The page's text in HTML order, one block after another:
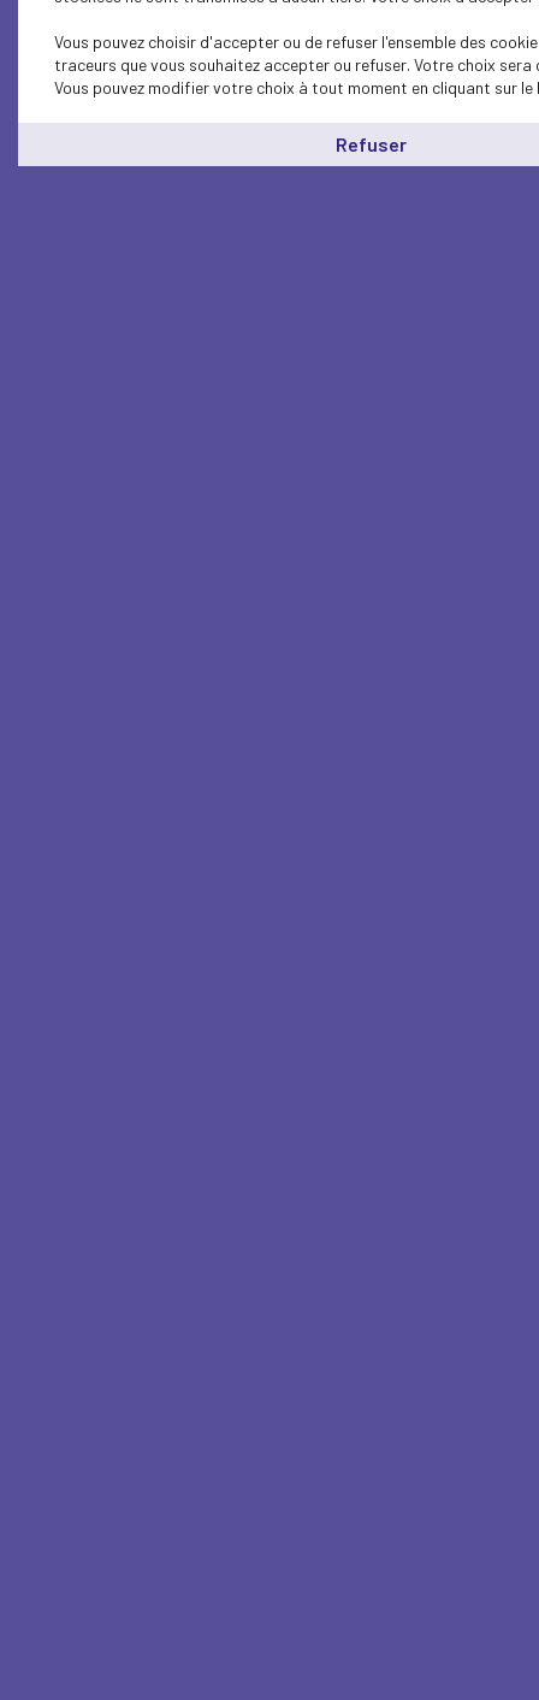
Vous pouvez choisir d'accepter ou de refuser l'ensemble des
traceurs que vous souhaitez accepter ou refuser. Votre choix
Vous pouvez modifier votre choix à tout moment en cliquant sur le
Refuser